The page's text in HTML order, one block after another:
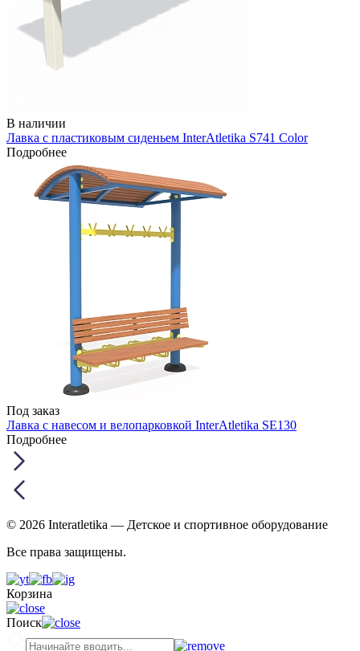
В наличии
Лавка с пластиковым сиденьем InterAtletika S741 Color
Подробнее
Под заказ
Лавка с навесом и велопарковкой InterAtletika SE130
Подробнее
© 2026 Interatletika — Детское и спортивное оборудование
Все права защищены.
Корзина
Поиск